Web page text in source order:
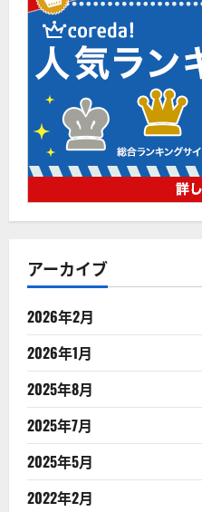
アーカイブ
2026年2月
2026年1月
2025年8月
2025年7月
2025年5月
2022年2月